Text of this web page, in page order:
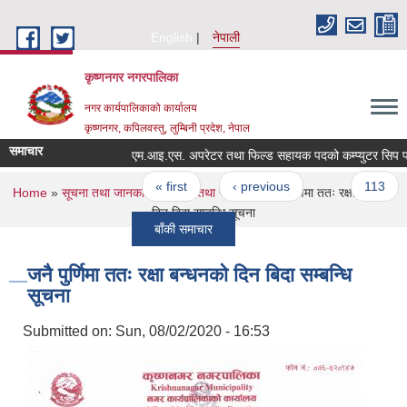
English
नेपाली
कृष्णनगर नगरपालिका
नगर कार्यपालिकाको कार्यालय
कृष्णनगर, कपिलवस्तु, लुम्बिनी प्रदेश, नेपाल
समाचार
Pages
« first ‹ previous … 113
बाँकी समाचार
You are here
Home» सूचना तथा जानकारी » सूचना तथा समाचार» जनै पुर्णिमा ततः रक्षा बन्धनको
दिन बिदा सम्बन्धि सूचना
जनै पुर्णिमा ततः रक्षा बन्धनको दिन बिदा सम्बन्धि
सूचना
Submitted on: Sun, 08/02/2020 - 16:53